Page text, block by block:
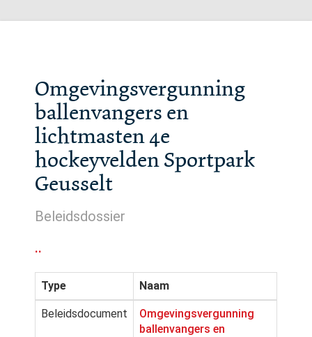
Omgevingsvergunning
ballenvangers en
lichtmasten 4e
hockeyvelden Sportpark
Geusselt
Beleidsdossier
..
Type Naam
Beleidsdocument
Omgevingsvergunning
ballenvangers en